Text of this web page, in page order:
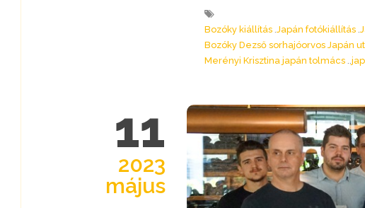
Bozóky kiállítás Japán fotókiállítás
Bozóky Dezső sorhajóorvos Japán
Merényi Krisztina japán tolmács
11
2023
május